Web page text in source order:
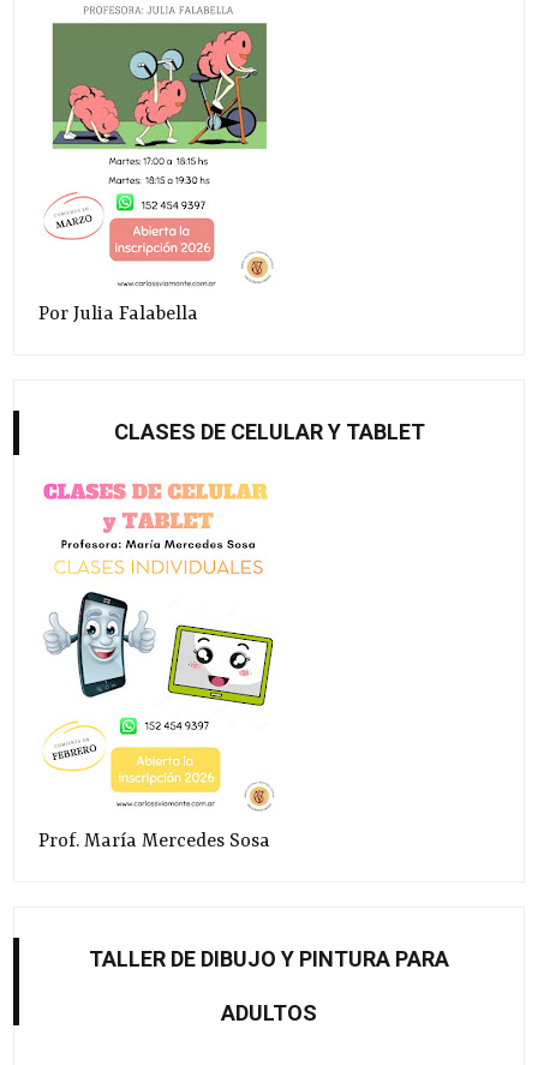
Por Julia Falabella
CLASES DE CELULAR Y TABLET
Prof. María Mercedes Sosa
TALLER DE DIBUJO Y PINTURA PARA
ADULTOS